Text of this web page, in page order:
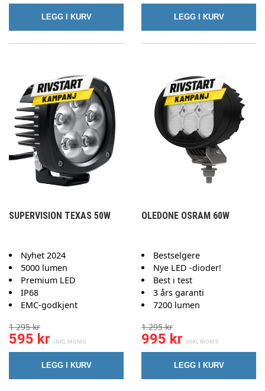
LEGG I KURV LEGG I KURV
SUPERVISION TEXAS 50W
Nyhet 2024
5000 lumen
Premium LED
IP68
EMC-godkjent
1 295 kr
595 kr
LEGG I KURV
OLEDONE OSRAM 60W
Bestselgere
Nye LED -dioder!
Best i test
3 års garanti
7200 lumen
1 295 kr
995 kr
LEGG I KURV